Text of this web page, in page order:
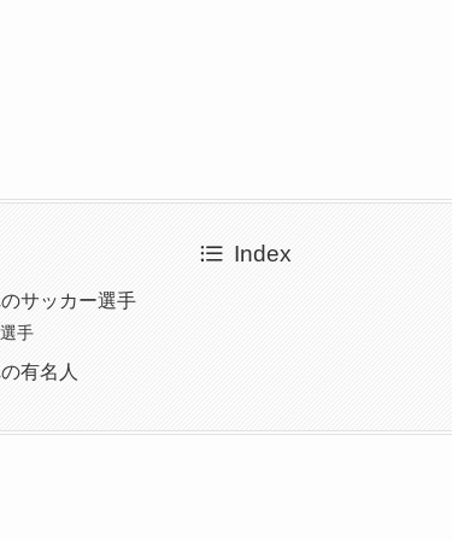
Index
サッカー選手
手
有名人